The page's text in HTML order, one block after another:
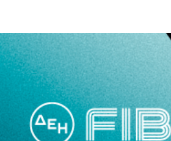
- Advertisement -